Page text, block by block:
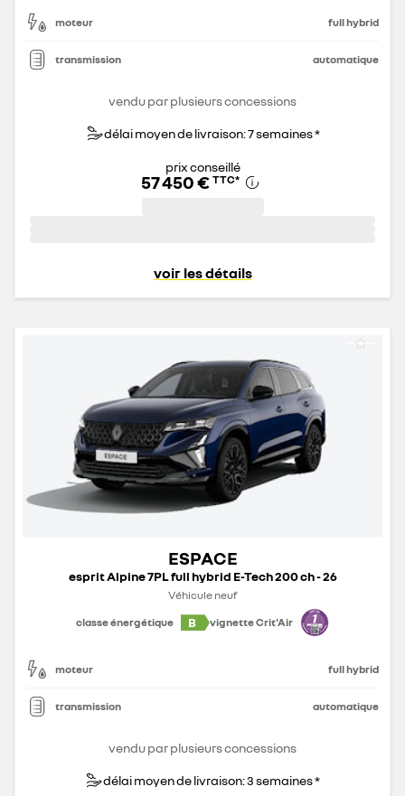
moteur full hybrid
transmission automatique
vendu par plusieurs concessions
délai moyen de livraison: 7 semaines *
prix conseillé
57 450 € TTC*
voir les détails
ESPACE
esprit Alpine 7PL full hybrid E-Tech 200 ch - 26
Véhicule neuf
classe énergétique
B vignette Crit'Air
moteur full hybrid
transmission automatique
vendu par plusieurs concessions
délai moyen de livraison: 3 semaines *